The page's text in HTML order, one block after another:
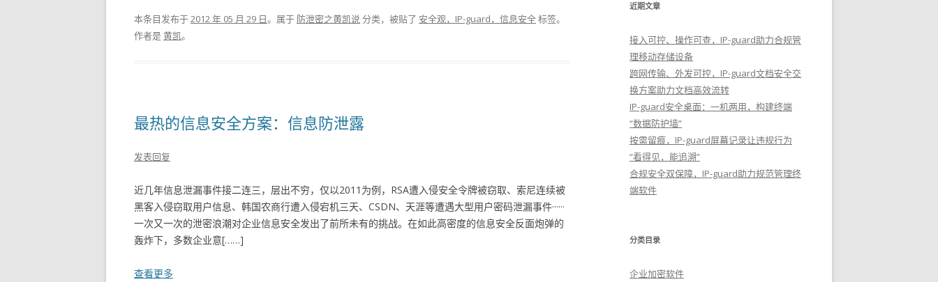
本条目发布于2012 年 05 月 29 日。属于 防泄密之黄凯说分类，被贴了 安全观，IP-guard，信息安全标签。
作者是黄凯。
最热的信息安全方案：信息防泄露
发表回复
近几年信息泄漏事件接二连三，层出不穷，仅以2011为例，RSA遭入侵安全令牌被窃取、索尼连续被
黑客入侵窃取用户信息、韩国农商行遭入侵宕机三天、CSDN、天涯等遭遇大型用户密码泄漏事件······
一次又一次的泄密浪潮对企业信息安全发出了前所未有的挑战。在如此高密度的信息安全反面炮弹的
轰炸下，多数企业意[……]
查看更多
近期文章
接入可控、操作可查，IP-guard助力合规管
理移动存储设备
跨网传输、外发可控，IP-guard文档安全交
换方案助力文档高效流转
IP-guard安全桌面：一机两用，构建终端
“数据防护墙”
按需留痕，IP-guard屏幕记录让违规行为
“看得见，能追溯”
合规安全双保障，IP-guard助力规范管理终
端软件
分类目录
企业加密软件